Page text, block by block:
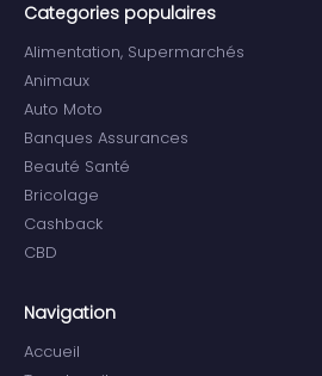
Categories populaires
Alimentation, Supermarchés
Animaux
Auto Moto
Banques Assurances
Beauté Santé
Bricolage
Cashback
CBD
Navigation
Accueil